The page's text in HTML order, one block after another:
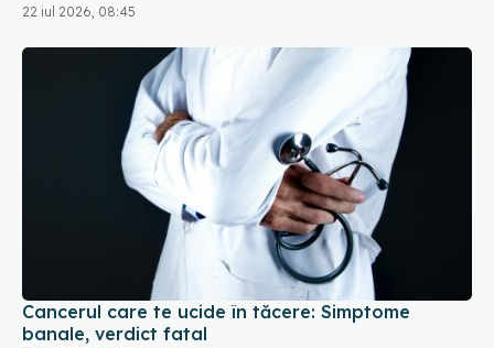
22 iul 2026, 08:45
Cancerul care te ucide în tăcere: Simptome
banale, verdict fatal